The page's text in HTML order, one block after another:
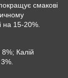
смакові
на 15-20%.
Калій